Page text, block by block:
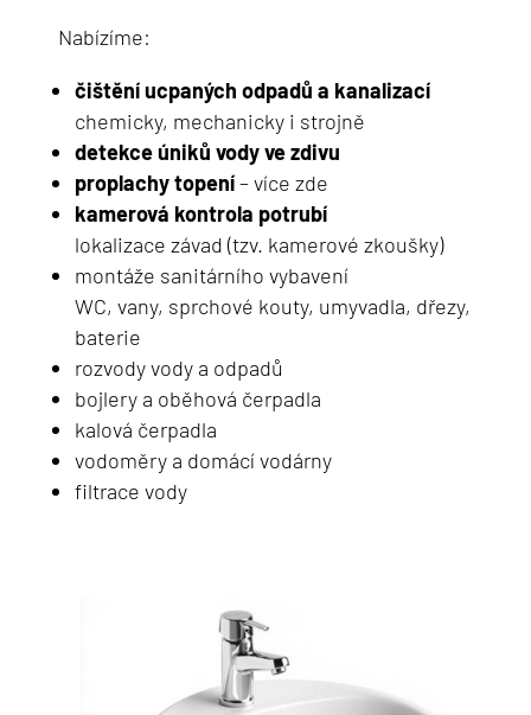
Nabízíme:
čištění ucpaných odpadů a kanalizací
chemicky, mechanicky i strojně
detekce úniků vody ve zdivu
proplachy topení– více zde
kamerová kontrola potrubí
lokalizace závad (tzv. kamerové zkoušky)
montáže sanitárního vybavení
WC, vany, sprchové kouty, umyvadla, dřezy,
baterie
rozvody vody a odpadů
bojlery a oběhová čerpadla
kalová čerpadla
vodoměry a domácí vodárny
filtrace vody